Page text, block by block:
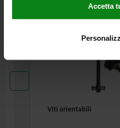
Accetta
Viti orientabili